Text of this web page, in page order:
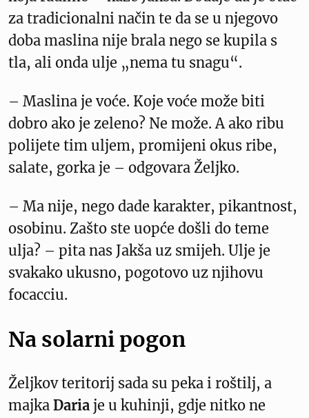
za tradicionalni način te da se u njegovo
doba maslina nije brala nego se kupila s
tla, ali onda ulje „nema tu snagu“.
– Maslina je voće. Koje voće može biti
dobro ako je zeleno? Ne može. A ako ribu
polijete tim uljem, promijeni okus ribe,
salate, gorka je – odgovara Željko.
– Ma nije, nego dade karakter, pikantnost,
osobinu. Zašto ste uopće došli do teme
ulja? – pita nas Jakša uz smijeh. Ulje je
svakako ukusno, pogotovo uz njihovu
focacciu.
Na solarni pogon
Željkov teritorij sada su peka i roštilj, a
majka Daria je u kuhinji, gdje nitko ne